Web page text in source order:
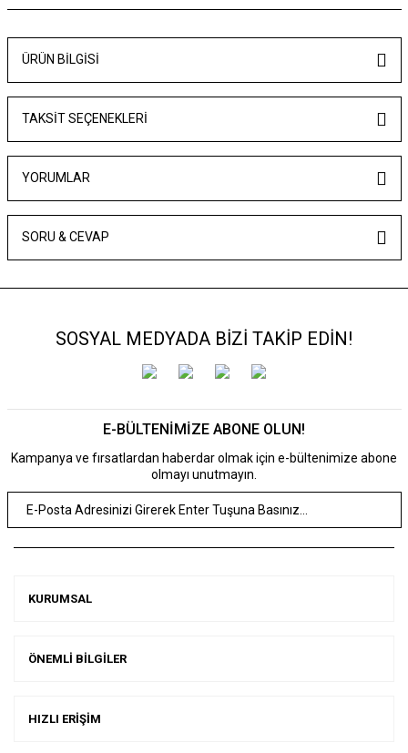
ÜRÜN BILGISI
TAKSIT SEÇENEKLERI
YORUMLAR
SORU & CEVAP
SOSYAL MEDYADA BİZİ TAKİP EDİN!
E-BÜLTENİMİZE ABONE OLUN!
Kampanya ve fırsatlardan haberdar olmak için e-bültenimize abone
olmayı unutmayın.
KURUMSAL
ÖNEMLİ BİLGİLER
HIZLI ERİŞİM